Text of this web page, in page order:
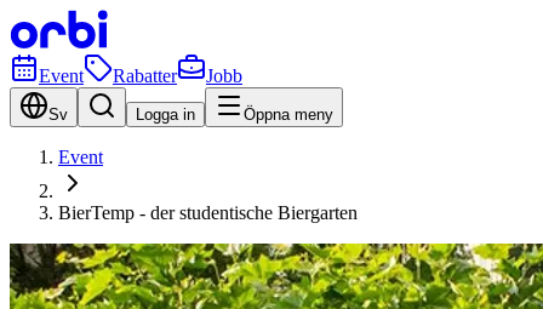
Event Rabatter Jobb
Sv Logga in Öppna meny
Event
BierTemp - der studentische Biergarten